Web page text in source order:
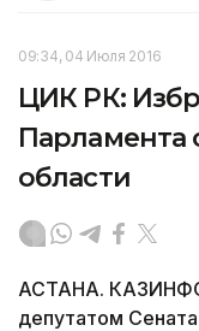
09:34, 04 Июля 2016
ЦИК РК:
Парламента
области
АСТАНА.
депутатом